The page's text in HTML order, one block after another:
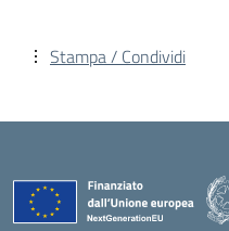
Stampa / Condividi